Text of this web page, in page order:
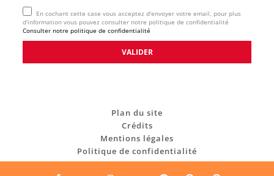
En cochant cette case vous acceptez d'envoyer votre email, pour plus
d'information vous pouvez consulter notre politique de confidentialité
Consulter notre politique de confidentialité
Plan du site
Crédits
Mentions légales
Politique de confidentialité